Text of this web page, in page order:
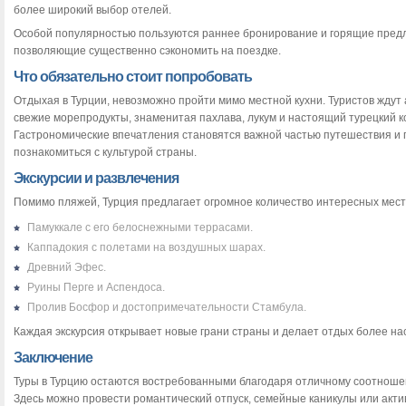
более широкий выбор отелей.
Особой популярностью пользуются раннее бронирование и горящие
позволяющие существенно сэкономить на поездке.
Что обязательно стоит попробовать
Отдыхая в Турции, невозможно пройти мимо местной кухни. Туристов
свежие морепродукты, знаменитая пахлава, лукум и настоящий турецкий
Гастрономические впечатления становятся важной частью путешествия и
познакомиться с культурой страны.
Экскурсии и развлечения
Помимо пляжей, Турция предлагает огромное количество интересных
Памуккале с его белоснежными террасами.
Каппадокия с полетами на воздушных шарах.
Древний Эфес.
Руины Перге и Аспендоса.
Пролив Босфор и достопримечательности Стамбула.
Каждая экскурсия открывает новые грани страны и делает отдых более
Заключение
Туры в Турцию остаются востребованными благодаря отличному
Здесь можно провести романтический отпуск, семейные каникулы или